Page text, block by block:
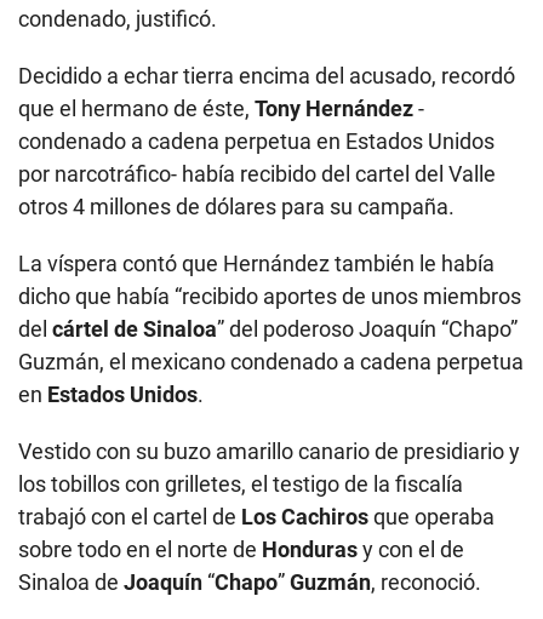
condenado, justificó.
Decidido a echar tierra encima del acusado, recordó
que el hermano de éste, Tony Hernández-
condenado a cadena perpetua en Estados Unidos
por narcotráfico- había recibido del cartel del Valle
otros 4 millones de dólares para su campaña.
La víspera contó que Hernández también le había
dicho que había “recibido aportes de unos miembros
del cártel de Sinaloa” del poderoso Joaquín “Chapo”
Guzmán, el mexicano condenado a cadena perpetua
en Estados Unidos.
Vestido con su buzo amarillo canario de presidiario y
los tobillos con grilletes, el testigo de la fiscalía
trabajó con el cartel de Los Cachirosque operaba
sobre todo en el norte de Hondurasy con el de
Sinaloa de Joaquín “Chapo”Guzmán, reconoció.